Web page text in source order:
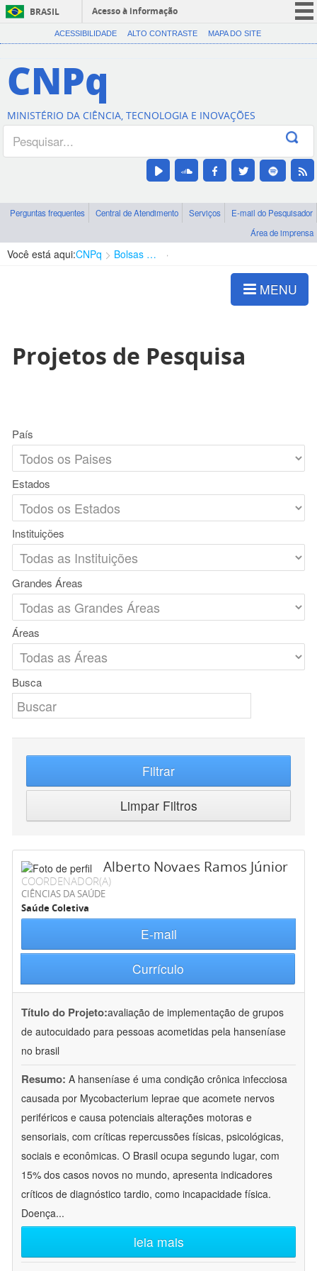
BRASIL
Acesso à informação
CORONAVÍRUS (COVID-19)
Canais
ACESSIBILIDADE ALTO CONTRASTE MAPA DO SITE
CNPq
MINISTÉRIO DA CIÊNCIA, TECNOLOGIA E INOVAÇÕES
Perguntas frequentes Central de Atendimento Serviços
E-mail do Pesquisador
Área de imprensa
Você está aqui:CNPq Bolsas e Auxílios Vigentes
MENU
Projetos de Pesquisa
País
Estados
Instituições
Grandes Áreas
Áreas
Busca
Filtrar
Limpar Filtros
Alberto Novaes Ramos Júnior
COORDENADOR(A)
CIÊNCIAS DA SAÚDE
Saúde Coletiva
E-mail
Currículo
Título do Projeto:avaliação de implementação de grupos
de autocuidado para pessoas acometidas pela hanseníase
no brasil
Resumo: A hanseníase é uma condição crônica infecciosa
causada por Mycobacterium leprae que acomete nervos
periféricos e causa potenciais alterações motoras e
sensoriais, com críticas repercussões físicas, psicológicas,
sociais e econômicas. O Brasil ocupa segundo lugar, com
15% dos casos novos no mundo, apresenta indicadores
críticos de diagnóstico tardio, como incapacidade física.
Doença...
leia mais